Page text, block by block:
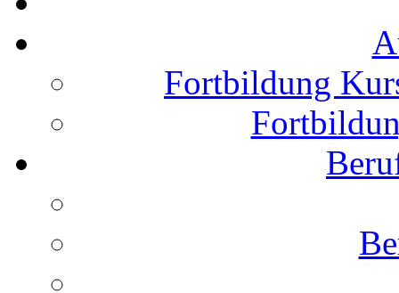
Fortbildung